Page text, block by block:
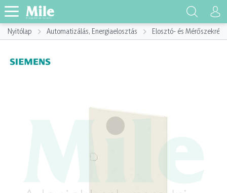
Nyitólap Automatizálás, Energiaelosztás Elosztó- és Mérőszekrény